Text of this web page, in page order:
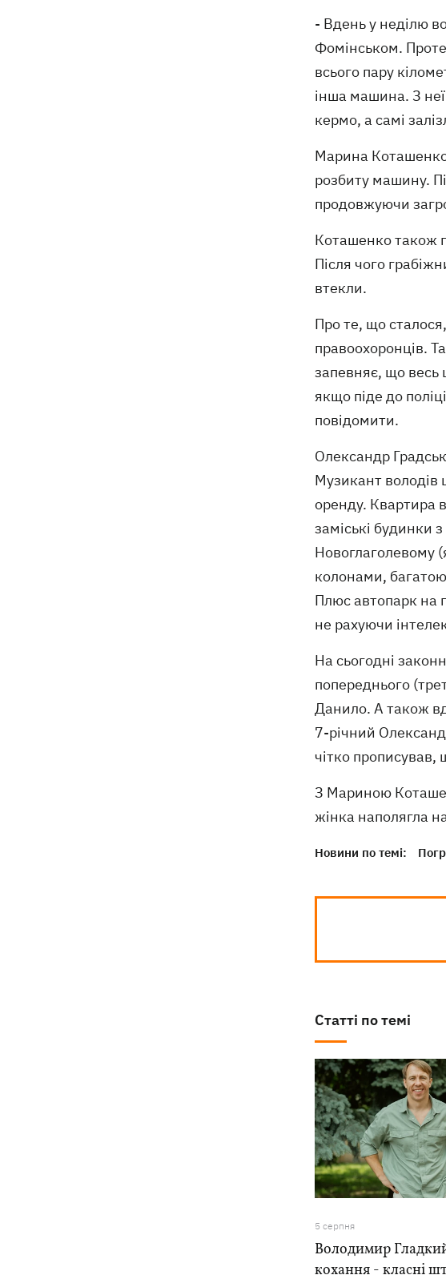
- Вдень у неділю
Фомінськом.
всього пару
інша машина. З
кермо, а самі
Марина Коташенко
розбиту машину.
продовжуючи
Коташенко також
Після чого
втекли.
Про те, що
правоохоронців.
запевняє, що весь
якщо піде до
повідомити.
Олександр
Музикант володів
оренду. Квартира
заміські будинки
Новоглаголевому
колонами,
Плюс автопарк на
не рахуючи
На сьогодні
попереднього
Данило. А також
7-річний
чітко прописував,
З Мариною
жінка наполягла
Новини по темі:
Статті по темі
5 серпня
Володимир
кохання - класні